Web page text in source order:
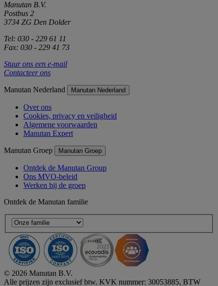
Manutan B.V.
Postbus 2
3734 ZG Den Dolder
Tel: 030 - 229 61 11
Fax: 030 - 229 41 73
Stuur ons een e-mail
Contacteer ons
Manutan Nederland Manutan Nederland
Over ons
Cookies, privacy en veiligheid
Algemene voorwaarden
Manutan Expert
Manutan Groep Manutan Groep
Ontdek de Manutan Group
Ons MVO-beleid
Werken bij de groep
Ontdek de Manutan familie
© 2026 Manutan B.V.
Alle prijzen zijn exclusief btw. KVK nummer: 30053885, BTW